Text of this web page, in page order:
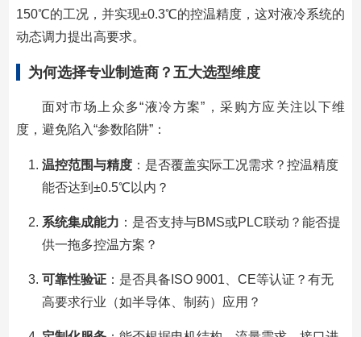
150℃的工况，并实现±0.3℃的控温精度，这对液冷系统的
动态调力提出高要求。
为何选择专业制造商？五大选型维度
面对市场上众多“液冷方案”，采购方应关注以下维
度，避免陷入“参数陷阱”：
温控范围与精度：是否覆盖实际工况需求？控温精度
能否达到±0.5℃以内？
系统集成能力 ：是否支持与BMS或PLC联动？能否提
供一拖多控温方案？
可靠性验证：是否具备ISO 9001、CE等认证？有无
高要求行业（如半导体、制药）应用？